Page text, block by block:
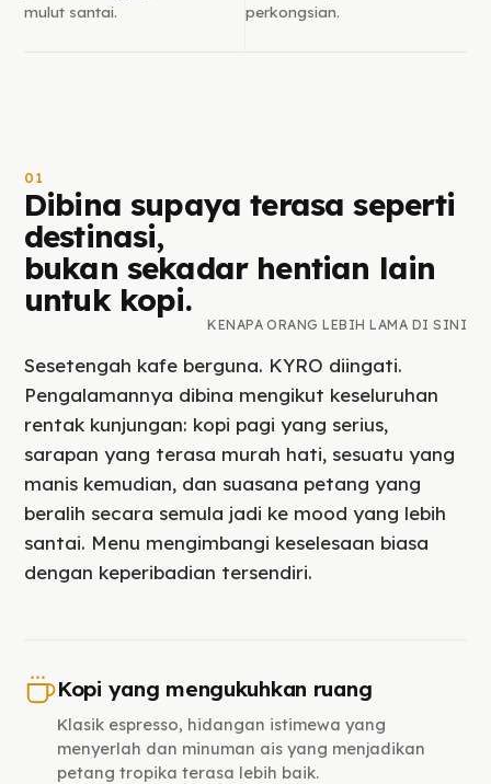
mulut santai.
perkongsian.
01
Dibina supaya terasa seperti
destinasi,
bukan sekadar hentian lain
untuk kopi.
KENAPA ORANG LEBIH LAMA DI SINI
Sesetengah kafe berguna. KYRO diingati.
Pengalamannya dibina mengikut keseluruhan
rentak kunjungan: kopi pagi yang serius,
sarapan yang terasa murah hati, sesuatu yang
manis kemudian, dan suasana petang yang
beralih secara semula jadi ke mood yang lebih
santai. Menu mengimbangi keselesaan biasa
dengan keperibadian tersendiri.
Kopi yang mengukuhkan ruang
Klasik espresso, hidangan istimewa yang
menyerlah dan minuman ais yang menjadikan
petang tropika terasa lebih baik.